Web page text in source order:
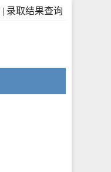
| 录取结果查询